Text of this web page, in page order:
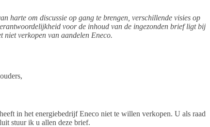
harte om discussie op gang te brengen, verschillende visies op
voor de inhoud van de ingezonden brief ligt bij
verkopen van aandelen Eneco.
in het energiebedrijf Eneco niet te willen verkopen. U als raad
stuur ik u allen deze brief.